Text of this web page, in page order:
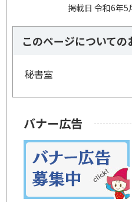
掲載日 令和6年5
このページについての
秘書室
バナー広告